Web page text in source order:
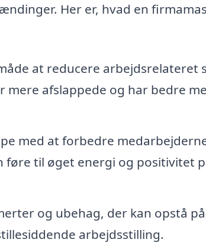
Her er, hvad en
at reducere arbejdsrelateret
mere afslappede og har bedre
med at forbedre
føre til øget energi og positivitet
og ubehag, der kan opstå på
arbejdsstilling.